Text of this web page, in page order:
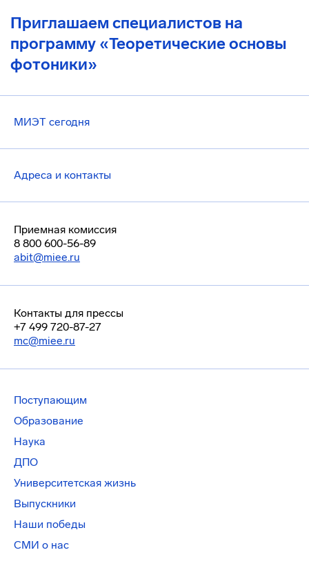
Приглашаем специалистов на
программу «Теоретические основы
фотоники»
МИЭТ сегодня
Адреса и контакты
Приемная комиссия
8 800 600-56-89
abit@miee.ru
Контакты для прессы
+7 499 720-87-27
mc@miee.ru
Поступающим
Образование
Наука
ДПО
Университетская жизнь
Выпускники
Наши победы
СМИ о нас